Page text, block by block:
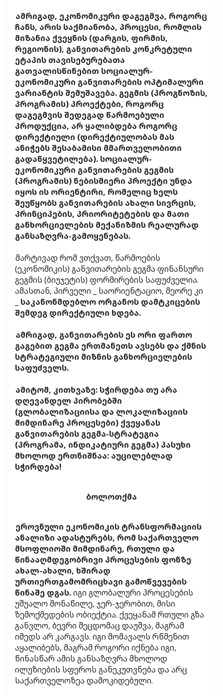
ამრიგად, ეკონომიკური დაგეგმვა, როგორც
ჩანს, არის საქმიანობა, პროცესი, რომლის
მიზანია ქვეყნის (დარგის, ფირმის,
რეგიონის), განვითარების კონკრეტული
ეტაპის თავისებურებათა
გათვალისწინებით სოციალურ-
ეკონომიკური განვითარების ოპტიმალური
ვარიანტის შემუშავება. გეგმის (პროგნოზის,
პროგრამის) პროექტები, როგორც
დაგეგმვის შედეგად წარმოებული
პროდუქცია, არ ყალიბდება როგორც
დირექტიული (დირექტიულობას მას
ანიჭებს შესაბამისი მმართველობითი
გადაწყვეტილება). სოციალურ-
ეკონომიკური განვითარების გეგმის
(პროგრამის) ნებისმიერი პროექტი უნდა
იყოს ის ორიენტირი, რომელიც ხელს
შეუწყობს განვითარების ახალი სივრცის,
პრინციპების, პრიორიტეტების და მათი
განხორციელების მექანიზმის რეალურად
განსაზღვრა-გამოყენებას.
მარტივად რომ ვთქვათ, წარმოების
(ეკონომიკის) განვითარების გეგმა ფინანსური
გეგმის (ბიუჯეტის) ფორმირების საფუძველია.
ამასთან, პირველი _ საორიენტაციო, მეორე კი
საკანონმდებლო ორგანოს დამტკიცების
შემდეგ დირექტიული ხდება.
ამრიგად, განვითარების ეს ორი ფართო
გაგებით გეგმა ერთმანეთს ავსებს და ქმნის
სტრატეგიული მიზნის განხორციელების
საფუძველს.
ამიტომ, კითხვაზე: სჭირდება თუ არა
დღევანდელ პირობებში
(გლობალიზაციისა და ლოკალიზაციის
მიმდინარე პროცესები) ქვეყანას
განვითარების გეგმა-სტრატეგია
(პროგრამა, ინდიკატიური გეგმა) პასუხი
მხოლოდ ერთნიშნაა: აუცილებლად
სჭირდება!
ბოლოთქმა
ეროვნული ეკონომიკის ტრანსფორმაციის
ანალიზი ადასტურებს, რომ საქართველო
მსოფლიოში მიმდინარე, რთული და
წინააღმდეგობრივი პროცესების ფონზე
ახალ-ახალი, ხშირად
ურთიერთგამომრიცხავი გამოწვევების
წინაშე დგას.იგი გლობალური პროცესების
უშუალო მონაწილე, ჯერ-ჯერობით, მისი
ზემოქმედების ობიექტია. ქვეყანამ რთული გზა
განვლო, ბევრი შეცდომაც დაუშვა, მაგრამ
იმედს არ კარგავს. იგი მომავალს რწმენით
აყალიბებს, მაგრამ როგორი იქნება იგი,
წინასწარ ამის განსაზღვრა მხოლოდ
ილუზიების სფეროს განეკუთვნება და არც
საქართველოზეა დამოკიდებული.